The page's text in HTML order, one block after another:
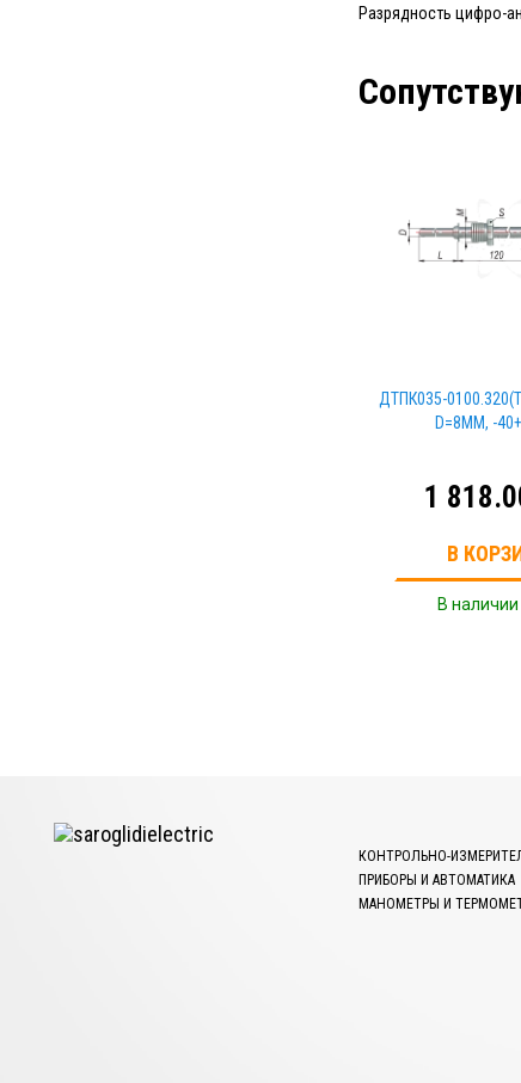
Разрядность цифро-
ДТПК035-
D=8ММ, -
1
В
В наличии
КОНТРОЛЬНО-
ПРИБОРЫ И АВТОМАТИКА
МАНОМЕТРЫ И